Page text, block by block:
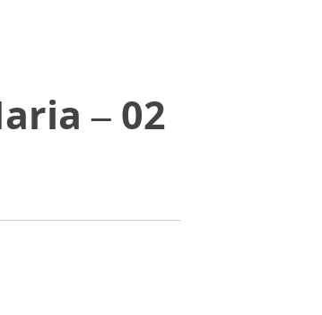
– 02